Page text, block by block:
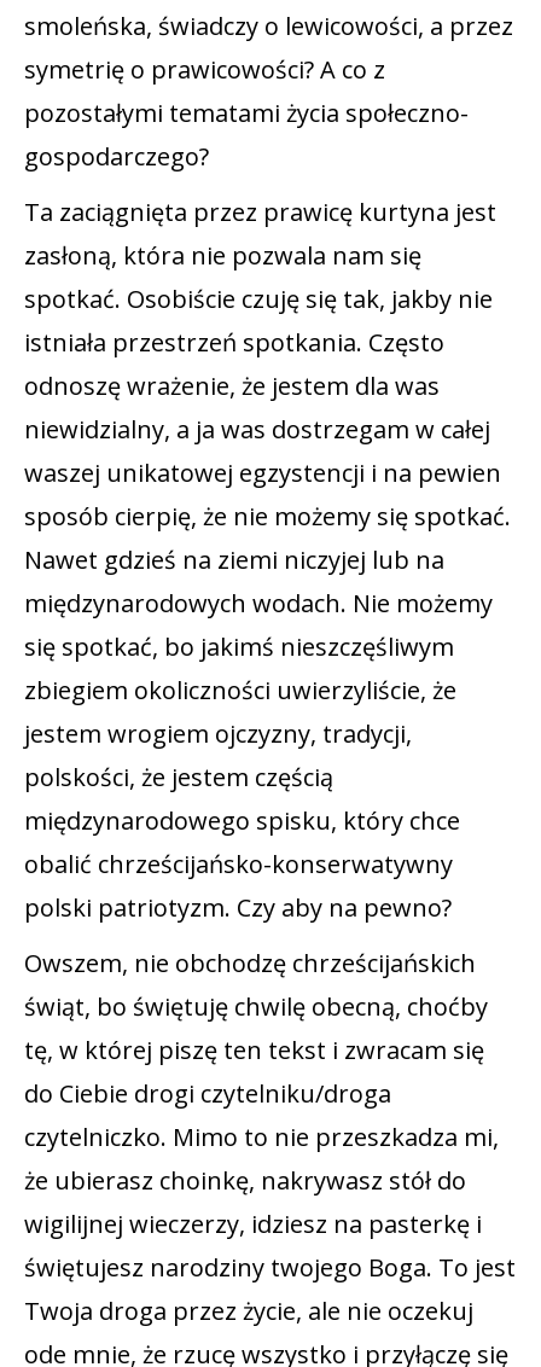
smoleńska, świadczy o lewicowości, a przez
symetrię o prawicowości? A co z
pozostałymi tematami życia społeczno-
gospodarczego?
Ta zaciągnięta przez prawicę kurtyna jest
zasłoną, która nie pozwala nam się
spotkać. Osobiście czuję się tak, jakby nie
istniała przestrzeń spotkania. Często
odnoszę wrażenie, że jestem dla was
niewidzialny, a ja was dostrzegam w całej
waszej unikatowej egzystencji i na pewien
sposób cierpię, że nie możemy się spotkać.
Nawet gdzieś na ziemi niczyjej lub na
międzynarodowych wodach. Nie możemy
się spotkać, bo jakimś nieszczęśliwym
zbiegiem okoliczności uwierzyliście, że
jestem wrogiem ojczyzny, tradycji,
polskości, że jestem częścią
międzynarodowego spisku, który chce
obalić chrześcijańsko-konserwatywny
polski patriotyzm. Czy aby na pewno?
Owszem, nie obchodzę chrześcijańskich
świąt, bo świętuję chwilę obecną, choćby
tę, w której piszę ten tekst i zwracam się
do Ciebie drogi czytelniku/droga
czytelniczko. Mimo to nie przeszkadza mi,
że ubierasz choinkę, nakrywasz stół do
wigilijnej wieczerzy, idziesz na pasterkę i
świętujesz narodziny twojego Boga. To jest
Twoja droga przez życie, ale nie oczekuj
ode mnie, że rzucę wszystko i przyłączę się